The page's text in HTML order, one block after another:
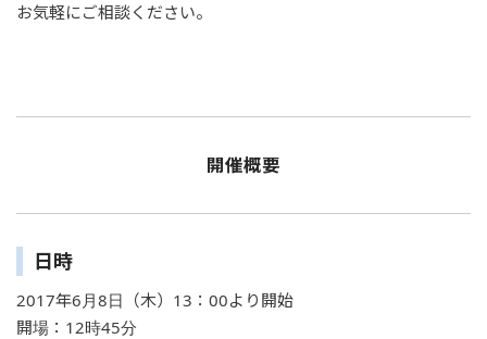
お気軽にご相談ください。
開催概要
日時
2017年6月8日（木）13：00より開始
開場：12時45分